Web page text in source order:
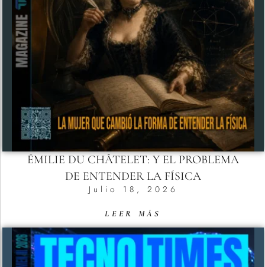
ÉMILIE DU CHÂTELET: Y EL PROBLEMA
DE ENTENDER LA FÍSICA
Julio 18, 2026
LEER MÁS